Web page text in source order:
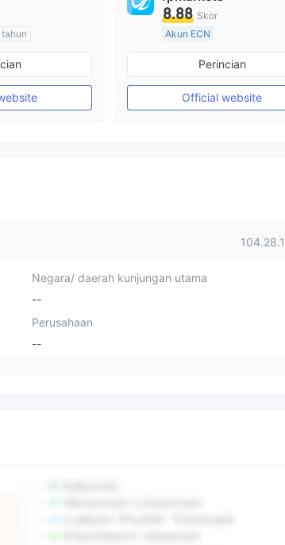
(MM)
MT4
8.88 Skor
Akun ECN
Lebih dari 20 tahun
Diatur di Australia
Market Maker (MM)
Lisensi Penuh MT4
Perincian
Official website
Negara/ daerah kunjungan utama
--
Perusahaan
--